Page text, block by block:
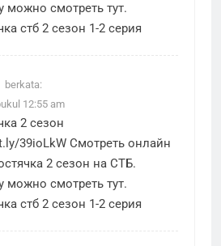
можно смотреть тут.
стб 2 сезон 1-2 серия
berkata:
12:55 am
2 сезон
39ioLkW Смотреть онлайн
2 сезон на СТБ.
можно смотреть тут.
стб 2 сезон 1-2 серия